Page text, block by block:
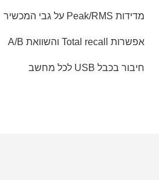
מדידות Peak/RMS על גבי המכשיר
אפשרות Total recall והשוואת A/B
חיבור בכבל USB לכל מחשב